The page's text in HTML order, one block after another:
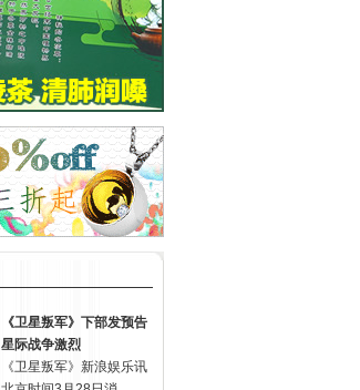
《卫星叛军》下部发预告
星际战争激烈
《卫星叛军》新浪娱乐讯